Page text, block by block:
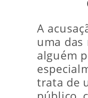
A
uma das
alguém
trata de